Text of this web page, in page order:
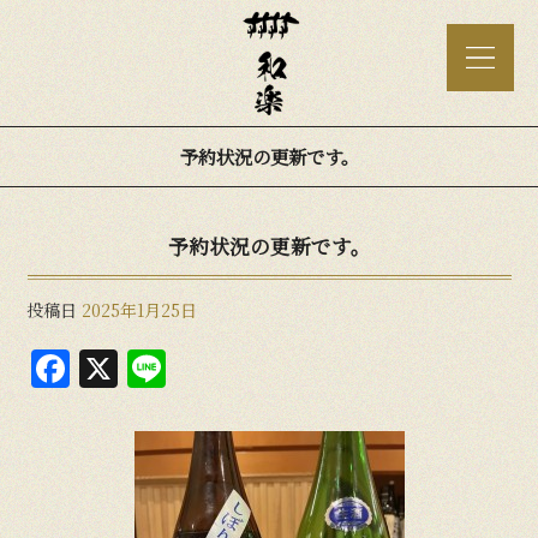
予約状況の更新です。
予約状況の更新です。
投稿日 2025年1月25日
F
a
X
e